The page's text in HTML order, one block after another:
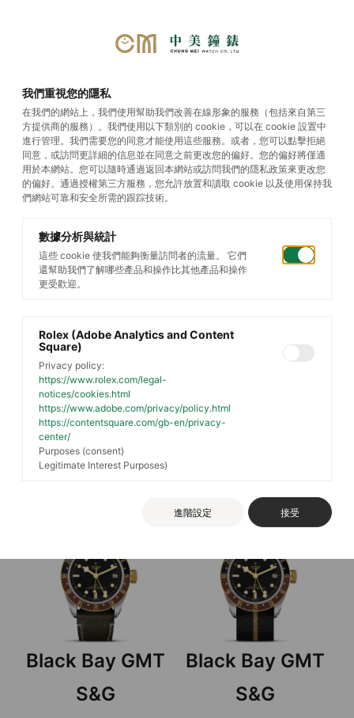
Black Bay GMT
篩選您的搜索
Black Bay GMT
鋼錶殼，直徑41毫米, 鉚釘
鋼錶帶
Black Bay GMT
Black Bay GMT
S&G
Black Bay GMT
S&G
我們重視您的隱私
在我們的網站上，我們使用幫助我們改善在線形象的服務（包括來自第三
方提供商的服務）。我們使用以下類別的 cookie，可以在 cookie 設置中
進行管理。我們需要您的同意才能使用這些服務。或者，您可以點擊拒絕
同意，或訪問更詳細的信息並在同意之前更改您的偏好。您的偏好將僅適
用於本網站。您可以隨時通過返回本網站或訪問我們的隱私政策來更改您
的偏好。通過授權第三方服務，您允許放置和讀取 cookie 以及使用保持我
們網站可靠和安全所需的跟踪技術。
數據分析與統計
這些 cookie 使我們能夠衡量訪問者的流量。 它們
還幫助我們了解哪些產品和操作比其他產品和操作
更受歡迎。
Rolex (Adobe Analytics and Content
Square)
Privacy policy:
https://www.rolex.com/legal-
notices/cookies.html
https://www.adobe.com/privacy/policy.html
https://contentsquare.com/gb-en/privacy-
center/
Purposes (consent)
Legitimate Interest Purposes)
進階設定 接受